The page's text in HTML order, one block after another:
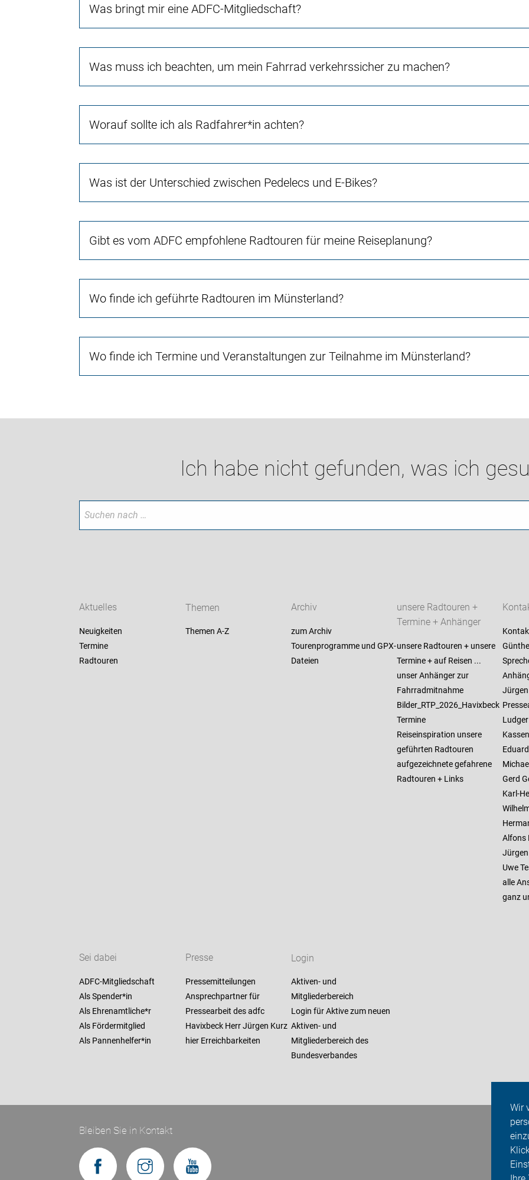
Wir
Was bringt mir eine ADFC-Mitgliedschaft?
Was muss ich beachten, um mein Fahrrad verkehrssicher zu machen?
Worauf sollte ich als Radfahrer*in achten?
Was ist der Unterschied zwischen Pedelecs und E-Bikes?
Gibt es vom ADFC empfohlene Radtouren für meine Reiseplanung?
Wo finde ich geführte Radtouren im Münsterland?
Wo finde ich Termine und Veranstaltungen zur Teilnahme im Münsterland?
Ich habe nicht gefunden, was ich
Aktuelles
Neuigkeiten
Termine
Radtouren
Themen
Themen A-Z
Archiv
zum Archiv
Tourenprogramme und GPX-
Dateien
unsere Radtouren +
Termine + Anhänger
unsere Radtouren + unsere
Termine + auf Reisen ...
unser Anhänger zur
Fahrradmitnahme
Bilder_RTP_2026_Havixbeck
Termine
Reiseinspiration unsere
geführten Radtouren
aufgezeichnete gefahrene
Radtouren + Links
Gerd
Karl-
Alfons
Uwe
alle
ganz
Sei dabei
ADFC-Mitgliedschaft
Als Spender*in
Als Ehrenamtliche*r
Als Fördermitglied
Als Pannenhelfer*in
Presse
Pressemitteilungen
Ansprechpartner für
Pressearbeit des adfc
Havixbeck Herr Jürgen Kurz
hier Erreichbarkeiten
Login
Aktiven- und
Mitgliederbereich
Login für Aktive zum neuen
Aktiven- und
Mitgliederbereich des
Bundesverbandes
Bleiben Sie in Kontakt